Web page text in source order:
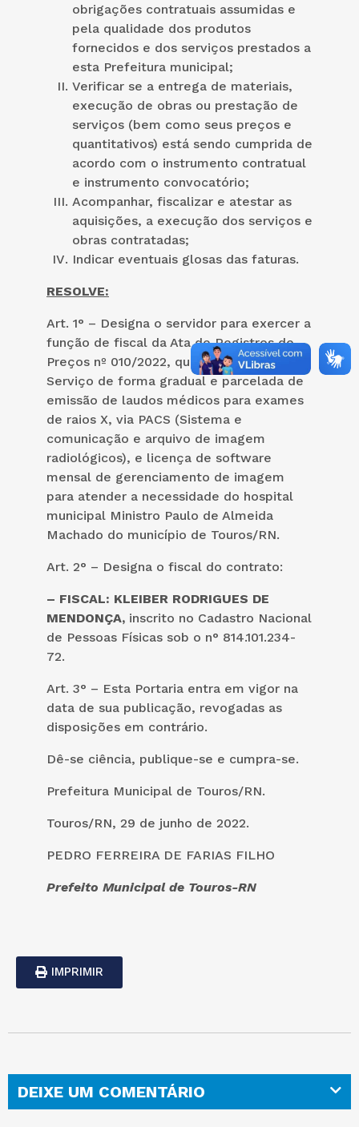
obrigações contratuais assumidas e
pela qualidade dos produtos
fornecidos e dos serviços prestados a
esta Prefeitura municipal;
Verificar se a entrega de materiais,
execução de obras ou prestação de
serviços (bem como seus preços e
quantitativos) está sendo cumprida de
acordo com o instrumento contratual
e instrumento convocatório;
Acompanhar, fiscalizar e atestar as
aquisições, a execução dos serviços e
obras contratadas;
Indicar eventuais glosas das faturas.
RESOLVE:
Art. 1° – Designa o servidor para exercer a
função de fiscal da Ata de Registros de
Preços nº 010/2022, que tem por objeto:
Serviço de forma gradual e parcelada de
emissão de laudos médicos para exames
de raios X, via PACS (Sistema e
comunicação e arquivo de imagem
radiológicos), e licença de software
mensal de gerenciamento de imagem
para atender a necessidade do hospital
municipal Ministro Paulo de Almeida
Machado do município de Touros/RN.
Art. 2° – Designa o fiscal do contrato:
– FISCAL: KLEIBER RODRIGUES DE
MENDONÇA, inscrito no Cadastro Nacional
de Pessoas Físicas sob o n° 814.101.234-
72.
Art. 3° – Esta Portaria entra em vigor na
data de sua publicação, revogadas as
disposições em contrário.
Dê-se ciência, publique-se e cumpra-se.
Prefeitura Municipal de Touros/RN.
Touros/RN, 29 de junho de 2022.
PEDRO FERREIRA DE FARIAS FILHO
Prefeito Municipal de Touros-RN
IMPRIMIR
DEIXE UM COMENTÁRIO